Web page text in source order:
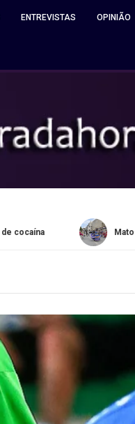
ENTREVISTAS OPINIÃO
Matosinhos recebeu